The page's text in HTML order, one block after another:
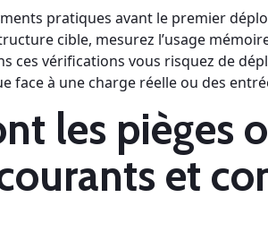
pratiques avant le premier
cible, mesurez l’usage
ces vérifications vous risquez de
face à une charge réelle ou des
les pièges
et